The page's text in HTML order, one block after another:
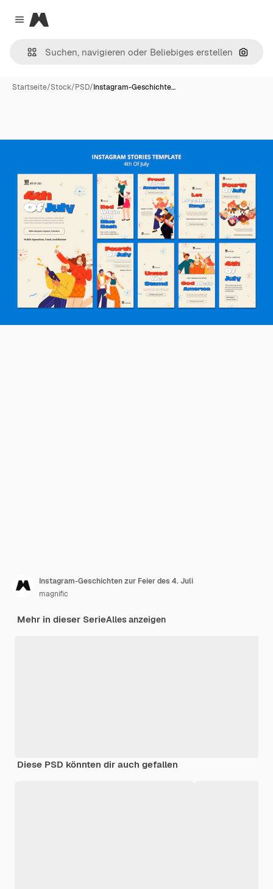
Close menu
Magnific
Nach
Startseite/Stock/PSD/Instagram-Geschichte…
Instagram-Geschichten zur Feier des 4. Juli
magnific
Mehr in dieser SerieAlles anzeigen
Diese PSD könnten dir auch gefallen